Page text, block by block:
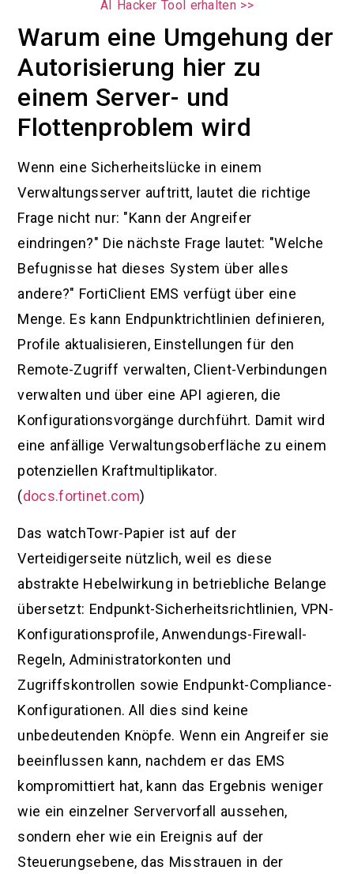
AI Hacker Tool erhalten >>
Warum eine Umgehung der
Autorisierung hier zu
einem Server- und
Flottenproblem wird
Wenn eine Sicherheitslücke in einem
Verwaltungsserver auftritt, lautet die richtige
Frage nicht nur: "Kann der Angreifer
eindringen?" Die nächste Frage lautet: "Welche
Befugnisse hat dieses System über alles
andere?" FortiClient EMS verfügt über eine
Menge. Es kann Endpunktrichtlinien definieren,
Profile aktualisieren, Einstellungen für den
Remote-Zugriff verwalten, Client-Verbindungen
verwalten und über eine API agieren, die
Konfigurationsvorgänge durchführt. Damit wird
eine anfällige Verwaltungsoberfläche zu einem
potenziellen Kraftmultiplikator.
(docs.fortinet.com)
Das watchTowr-Papier ist auf der
Verteidigerseite nützlich, weil es diese
abstrakte Hebelwirkung in betriebliche Belange
übersetzt: Endpunkt-Sicherheitsrichtlinien, VPN-
Konfigurationsprofile, Anwendungs-Firewall-
Regeln, Administratorkonten und
Zugriffskontrollen sowie Endpunkt-Compliance-
Konfigurationen. All dies sind keine
unbedeutenden Knöpfe. Wenn ein Angreifer sie
beeinflussen kann, nachdem er das EMS
kompromittiert hat, kann das Ergebnis weniger
wie ein einzelner Servervorfall aussehen,
sondern eher wie ein Ereignis auf der
Steuerungsebene, das Misstrauen in der